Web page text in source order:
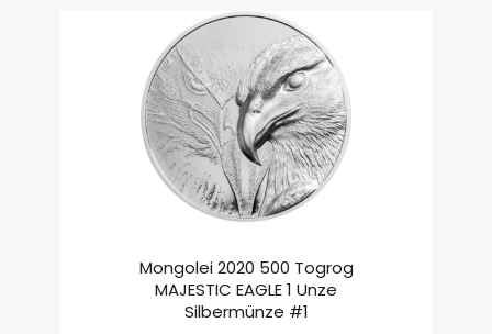
Mongolei 2020 500 Togrog
MAJESTIC EAGLE 1 Unze
Silbermünze #1